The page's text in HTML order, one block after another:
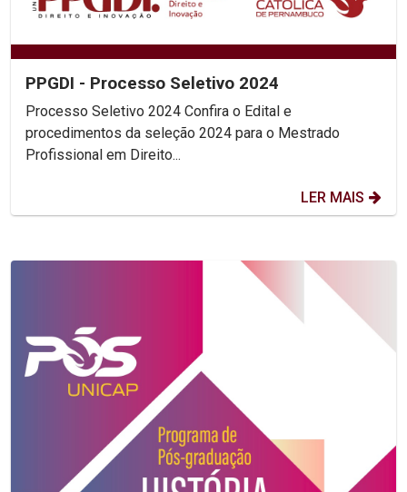
PPGDI - Processo Seletivo 2024
Processo Seletivo 2024 Confira o Edital e
procedimentos da seleção 2024 para o Mestrado
Profissional em Direito...
LER MAIS